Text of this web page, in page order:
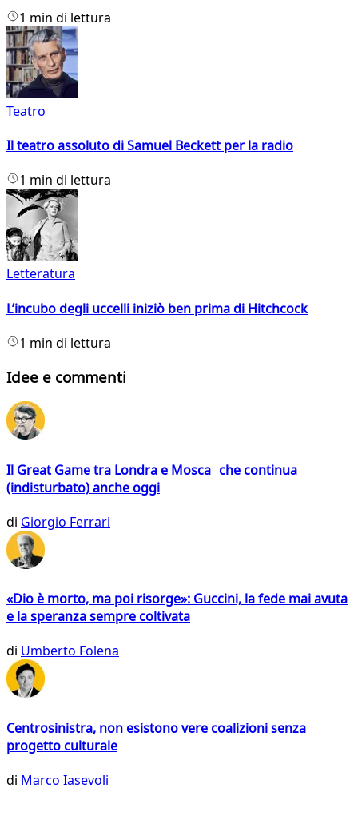
1 min di lettura
Teatro
Il teatro assoluto di Samuel Beckett per la radio
1 min di lettura
Letteratura
L’incubo degli uccelli iniziò ben prima di Hitchcock
1 min di lettura
Idee e commenti
Il Great Game tra Londra e Mosca che continua
(indisturbato) anche oggi
di Giorgio Ferrari
«Dio è morto, ma poi risorge»: Guccini, la fede mai avuta
e la speranza sempre coltivata
di Umberto Folena
Centrosinistra, non esistono vere coalizioni senza
progetto culturale
di Marco Iasevoli